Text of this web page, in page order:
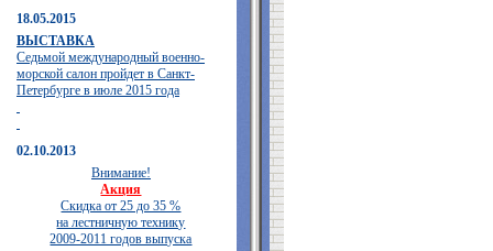
18.05.2015
ВЫСТАВКА
Седьмой международный военно-
морской салон пройдет в Санкт-
Петербурге в июле 2015 года
02.10.2013
Внимание!
Акция
Скидка от 25 до 35 %
на лестничную технику
2009-2011 годов выпуска